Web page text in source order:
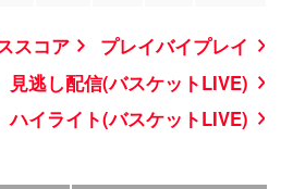
スコア
プレイバイプレイ
見逃し配信(バスケットLIVE)
ハイライト(バスケットLIVE)